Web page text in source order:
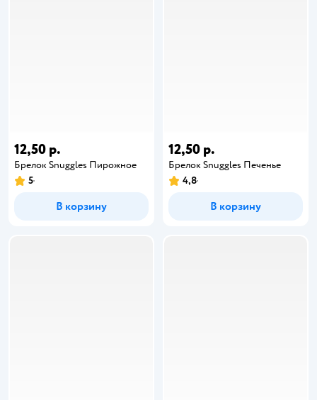
12,50 р.
Брелок Snuggles Пирожное
5
В корзину
12,50 р.
Брелок Snuggles Печенье
4,8
В корзину